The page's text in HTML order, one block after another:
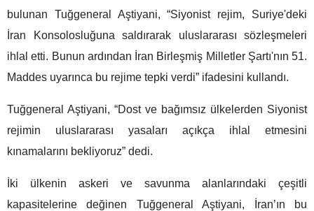
bulunan Tuğgeneral Aştiyani, “Siyonist rejim, Suriye'deki
İran Konsolosluğuna saldırarak uluslararası sözleşmeleri
ihlal etti. Bunun ardından İran Birleşmiş Milletler Şartı'nın 51.
Maddes uyarınca bu rejime tepki verdi” ifadesini kullandı.
Tuğgeneral Aştiyani, “Dost ve bağımsız ülkelerden Siyonist
rejimin uluslararası yasaları açıkça ihlal etmesini
kınamalarını bekliyoruz” dedi.
İki ülkenin askeri ve savunma alanlarındaki çeşitli
kapasitelerine değinen Tuğgeneral Aştiyani, İran’ın bu